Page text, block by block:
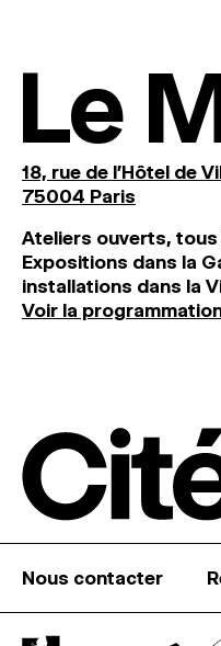
Le
18, rue de l'Hôtel de
75004 Paris
Ateliers ouverts, tous
Expositions dans la
installations dans la
Voir la
Nous contacter